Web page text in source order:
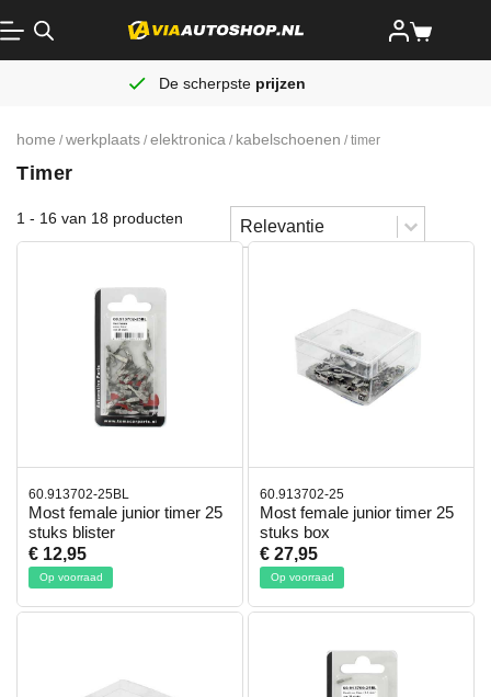
De scherpste prijzen
home / werkplaats / elektronica / kabelschoenen / timer
Timer
1 - 16 van 18 producten Sorteren
Sort content
Sort content
60.913702-25BL
Most female junior timer 25
stuks blister
€ 12,95
Op voorraad
60.913702-25
Most female junior timer 25
stuks box
€ 27,95
Op voorraad